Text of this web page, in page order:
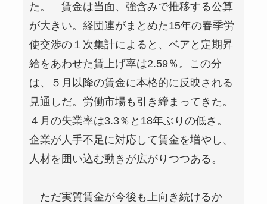
た。 賃金は当面、強含みで推移する公算
が大きい。経団連がまとめた15年の春季労
使交渉の１次集計によると、ベアと定期昇
給をあわせた賃上げ率は2.59％。この分
は、５月以降の賃金に本格的に反映される
見通しだ。労働市場も引き締まってきた。
４月の失業率は3.3％と18年ぶりの低さ。
企業が人手不足に対応して賃金を増やし、
人材を囲い込む動きが広がりつつある。
ただ実質賃金が今後も上向き続けるか